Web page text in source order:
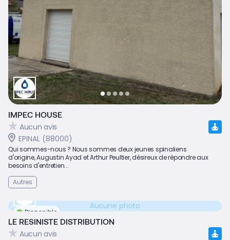
IMPEC HOUSE
Aucun avis
EPINAL (88000)
Qui sommes-nous ? Nous sommes deux jeunes spinaliens
d'origine, Augustin Ayad et Arthur Peultier, désireux de répondre aux
besoins d'entretien...
Autres
Disponible
Aucune photo
LE RESINISTE DISTRIBUTION
Aucun avis